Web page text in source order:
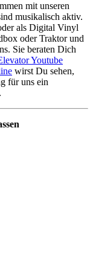
mit unseren
musikalisch aktiv.
als Digital Vinyl
oder Traktor und
Sie beraten Dich
Youtube
wirst Du sehen,
für uns ein